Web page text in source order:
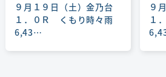
会員区分：個人 会員種別：
依頼日：2015/04/17 依頼金額
成約日：2015/04/28 成約金額：
９月１９日（土）金乃台
１．０Ｒ くもり時々雨
6,43…
９
１